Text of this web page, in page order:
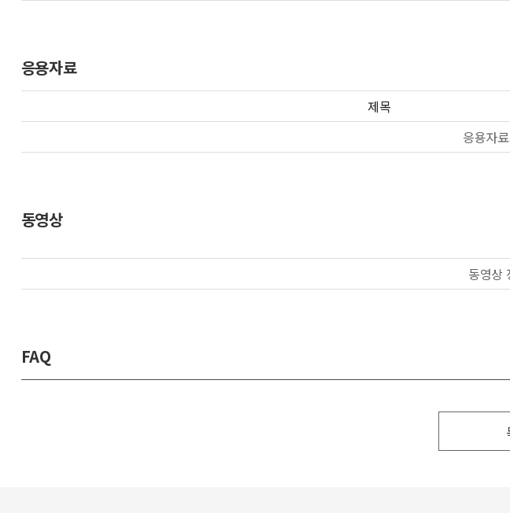
응용자료
제목
응용자
동영상
동영상
FAQ